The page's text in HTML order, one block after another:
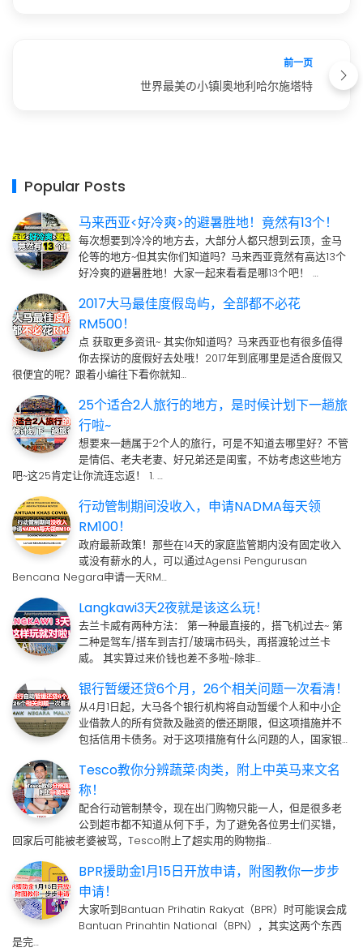
前一页
世界最美の小镇|奥地利哈尔施塔特
Popular Posts
马来西亚<好冷爽>的避暑胜地！竟然有13个！
每次想要到冷冷的地方去，大部分人都只想到云顶，金马
伦等的地方~但其实你们知道吗？马来西亚竟然有高达13个
好冷爽的避暑胜地！大家一起来看看是哪13个吧！ …
2017大马最佳度假岛屿，全部都不必花
RM500！
点 获取更多资讯~ 其实你知道吗？马来西亚也有很多值得
你去探访的度假好去处哦！2017年到底哪里是适合度假又
很便宜的呢？跟着小编往下看你就知…
25个适合2人旅行的地方，是时候计划下一趟旅
行啦~
想要来一趟属于2个人的旅行，可是不知道去哪里好？不管
是情侣、老夫老妻、好兄弟还是闺蜜，不妨考虑这些地方
吧~这25肯定让你流连忘返！ 1. …
行动管制期间没收入，申请NADMA每天领
RM100！
政府最新政策！那些在14天的家庭监管期内没有固定收入
或没有薪水的人，可以通过Agensi Pengurusan
Bencana Negara申请一天RM…
Langkawi3天2夜就是该这么玩！
去兰卡威有两种方法： 第一种最直接的，搭飞机过去~ 第
二种是驾车/搭车到吉打/玻璃市码头，再搭渡轮过兰卡
威。 其实算过来价钱也差不多啦~除非…
银行暂缓还贷6个月，26个相关问题一次看清！
从4月1日起，大马各个银行机构将自动暂缓个人和中小企
业借款人的所有贷款及融资的偿还期限，但这项措施并不
包括信用卡债务。对于这项措施有什么问题的人，国家银…
Tesco教你分辨蔬菜·肉类，附上中英马来文名
称！
配合行动管制禁令，现在出门购物只能一人，但是很多老
公到超市都不知道从何下手，为了避免各位男士们买错，
回家后可能被老婆被骂，Tesco附上了超实用的购物指…
BPR援助金1月15日开放申请，附图教你一步步
申请！
大家听到Bantuan Prihatin Rakyat（BPR）时可能误会成
Bantuan Prinahtin National（BPN），其实这两个东西
是完…